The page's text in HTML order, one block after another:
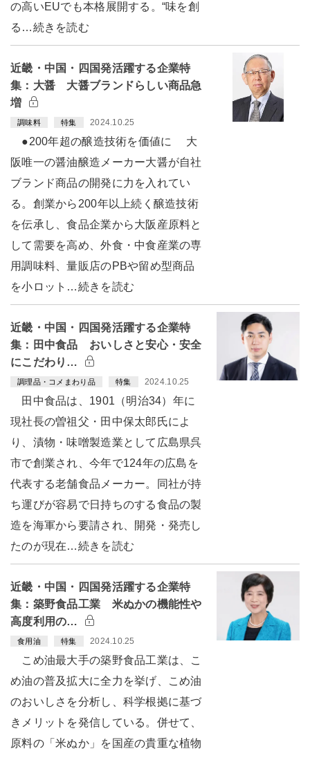
の高いEUでも本格展開する。“味を創
る…続きを読む
近畿・中国・四国発活躍する企業特
集：大醤 大醤ブランドらしい商品急
増
調味料 特集 2024.10.25
●200年超の醸造技術を価値に 大
阪唯一の醤油醸造メーカー大醤が自社
ブランド商品の開発に力を入れてい
る。創業から200年以上続く醸造技術
を伝承し、食品企業から大阪産原料と
して需要を高め、外食・中食産業の専
用調味料、量販店のPBや留め型商品
を小ロット…続きを読む
近畿・中国・四国発活躍する企業特
集：田中食品 おいしさと安心・安全
にこだわり…
調理品・コメまわり品 特集 2024.10.25
田中食品は、1901（明治34）年に
現社長の曽祖父・田中保太郎氏によ
り、漬物・味噌製造業として広島県呉
市で創業され、今年で124年の広島を
代表する老舗食品メーカー。同社が持
ち運びが容易で日持ちのする食品の製
造を海軍から要請され、開発・発売し
たのが現在…続きを読む
近畿・中国・四国発活躍する企業特
集：築野食品工業 米ぬかの機能性や
高度利用の…
食用油 特集 2024.10.25
こめ油最大手の築野食品工業は、こ
め油の普及拡大に全力を挙げ、こめ油
のおいしさを分析し、科学根拠に基づ
きメリットを発信している。併せて、
原料の「米ぬか」を国産の貴重な植物